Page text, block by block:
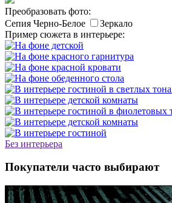
Преобразовать фото:
Сепия Черно-Белое
Зеркало
Пример сюжета в интерьере:
Без интерьера
Покупатели часто выбирают